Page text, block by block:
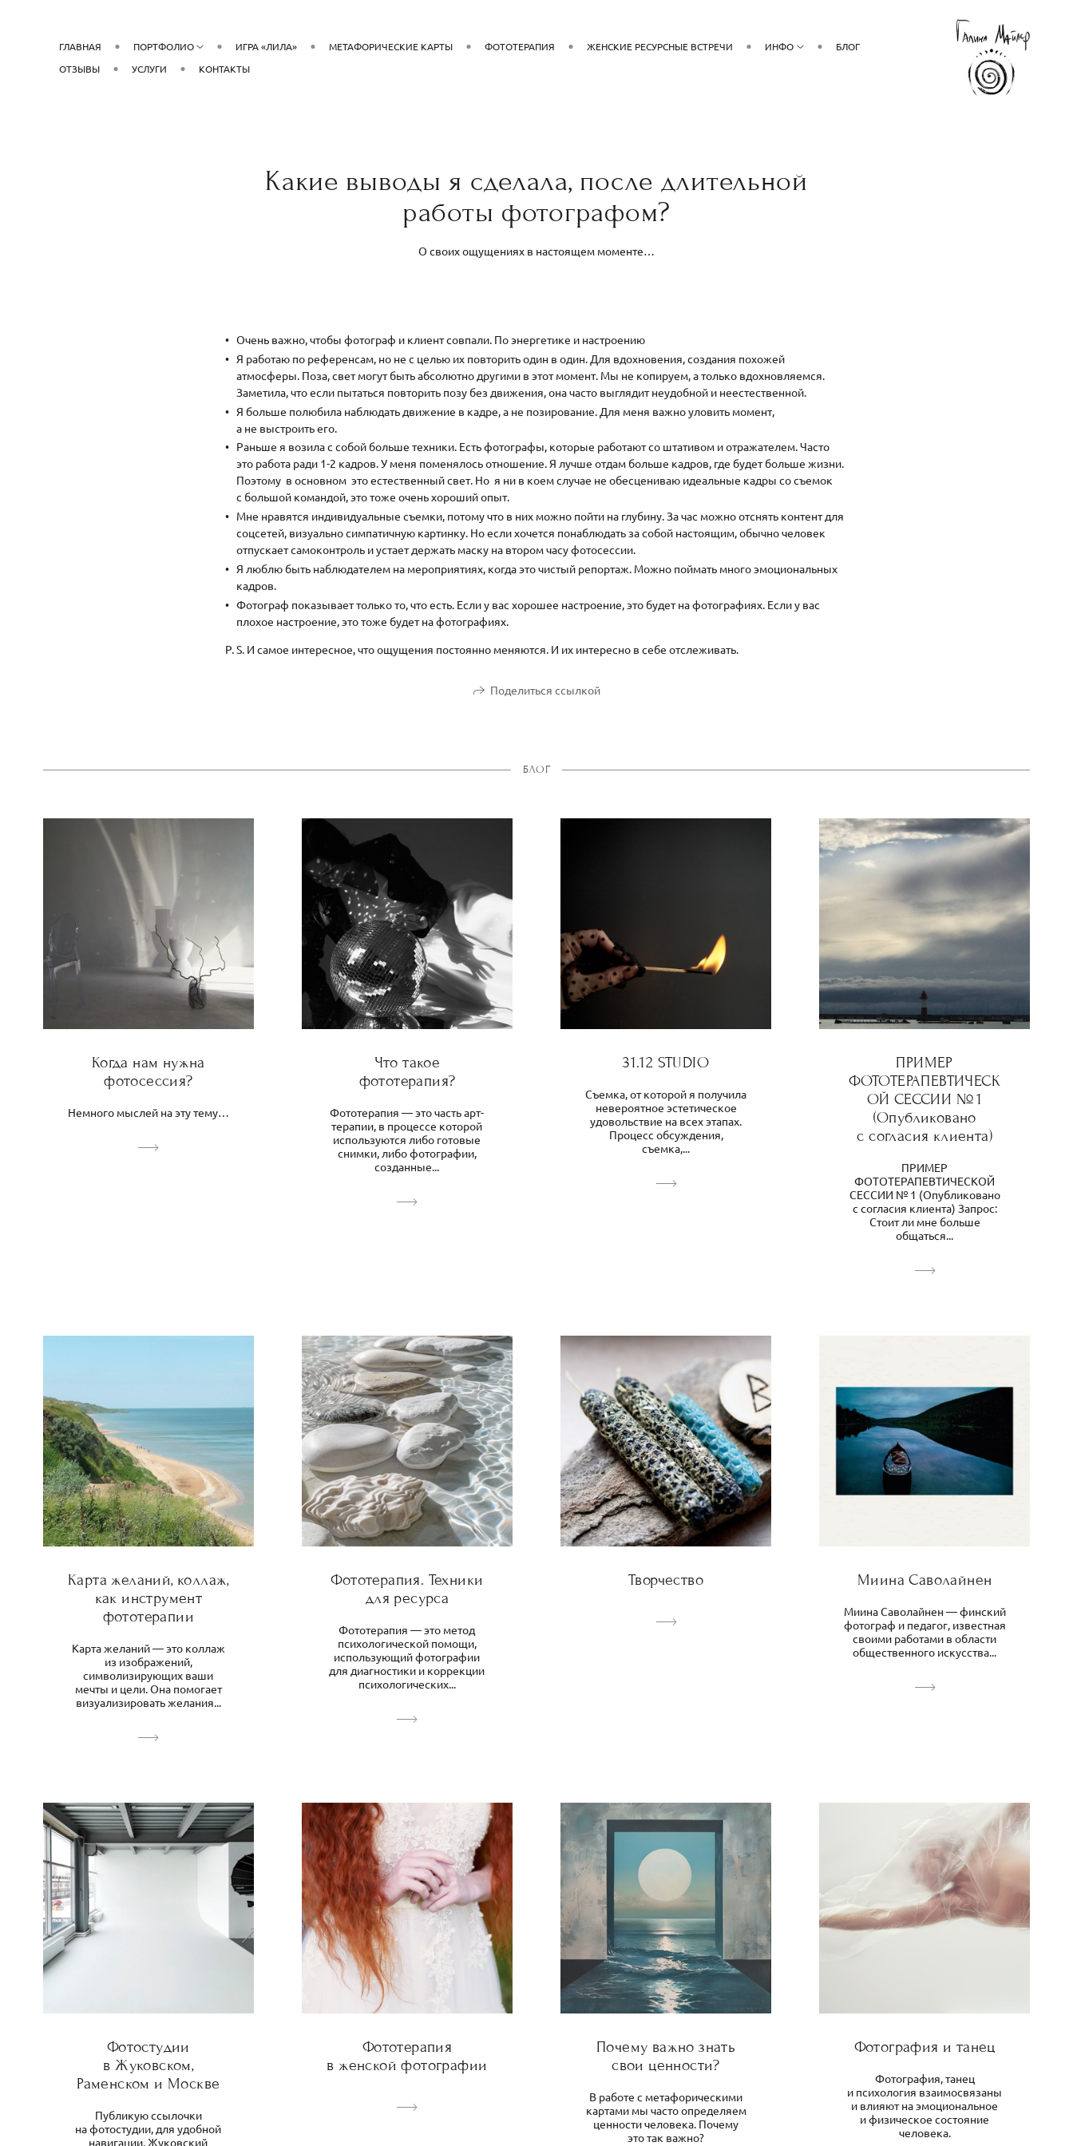
ГЛАВНАЯ ПОРТФОЛИО ИГРА «ЛИЛА» МЕТАФОРИЧЕСКИЕ КАРТЫ ФОТОТЕРАПИЯ ЖЕНСКИЕ РЕСУРСНЫЕ ВСТРЕЧИ ИНФО
БЛОГ
ОТЗЫВЫ
УСЛУГИ КОНТАКТЫ
Какие выводы я сделала, после длительной
работы фотографом?
О своих ощущениях в настоящем моменте…
Очень важно, чтобы фотограф и клиент совпали. По энергетике и настроению
Я работаю по референсам, но не с целью их повторить один в один. Для вдохновения, создания похожей
атмосферы. Поза, свет могут быть абсолютно другими в этот момент. Мы не копируем, а только вдохновляемся.
Заметила, что если пытаться повторить позу без движения, она часто выглядит неудобной и неестественной.
Я больше полюбила наблюдать движение в кадре, а не позирование. Для меня важно уловить момент,
а не выстроить его.
Раньше я возила с собой больше техники. Есть фотографы, которые работают со штативом и отражателем. Часто
это работа ради 1-2 кадров. У меня поменялось отношение. Я лучше отдам больше кадров, где будет больше жизни.
Поэтому в основном это естественный свет. Но я ни в коем случае не обесцениваю идеальные кадры со съемок
с большой командой, это тоже очень хороший опыт.
Мне нравятся индивидуальные съемки, потому что в них можно пойти на глубину. За час можно отснять контент для
соцсетей, визуально симпатичную картинку. Но если хочется понаблюдать за собой настоящим, обычно человек
отпускает самоконтроль и устает держать маску на втором часу фотосессии.
Я люблю быть наблюдателем на мероприятиях, когда это чистый репортаж. Можно поймать много эмоциональных
кадров.
Фотограф показывает только то, что есть. Если у вас хорошее настроение, это будет на фотографиях. Если у вас
плохое настроение, это тоже будет на фотографиях.
P. S. И самое интересное, что ощущения постоянно меняются. И их интересно в себе отслеживать.
Поделиться ссылкой
БЛОГ
Когда нам нужна
фотосессия?
Немного мыслей на эту тему…
Что такое
фототерапия?
Фототерапия — это часть арт-
терапии, в процессе которой
используются либо готовые
снимки, либо фотографии,
созданные...
31.12 STUDIO
Съемка, от которой я получила
невероятное эстетическое
удовольствие на всех этапах.
Процесс обсуждения,
съемка,...
ПРИМЕР
ФОТОТЕРАПЕВТИЧЕСК
ОЙ СЕССИИ № 1
(Опубликовано
с согласия клиента)
ПРИМЕР
ФОТОТЕРАПЕВТИЧЕСКОЙ
СЕССИИ № 1 (Опубликовано
с согласия клиента) Запрос:
Стоит ли мне больше
общаться...
Карта желаний, коллаж,
как инструмент
фототерапии
Карта желаний — это коллаж
из изображений,
символизирующих ваши
мечты и цели. Она помогает
визуализировать желания...
Фототерапия. Техники
для ресурса
Фототерапия — это метод
психологической помощи,
использующий фотографии
для диагностики и коррекции
психологических...
Творчество Миина Саволайнен
Миина Саволайнен — финский
фотограф и педагог, известная
своими работами в области
общественного искусства...
Фотостудии
в Жуковском,
Раменском и Москве
Публикую ссылочки
на фотостудии, для удобной
навигации. Жуковский
Фототерапия
в женской фотографии
Почему важно знать
свои ценности?
В работе с метафорическими
картами мы часто определяем
ценности человека. Почему
это так важно?
Фотография и танец
Фотография, танец
и психология взаимосвязаны
и влияют на эмоциональное
и физическое состояние
человека.